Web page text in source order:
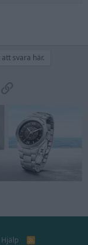
svara här.
Hjälp
R